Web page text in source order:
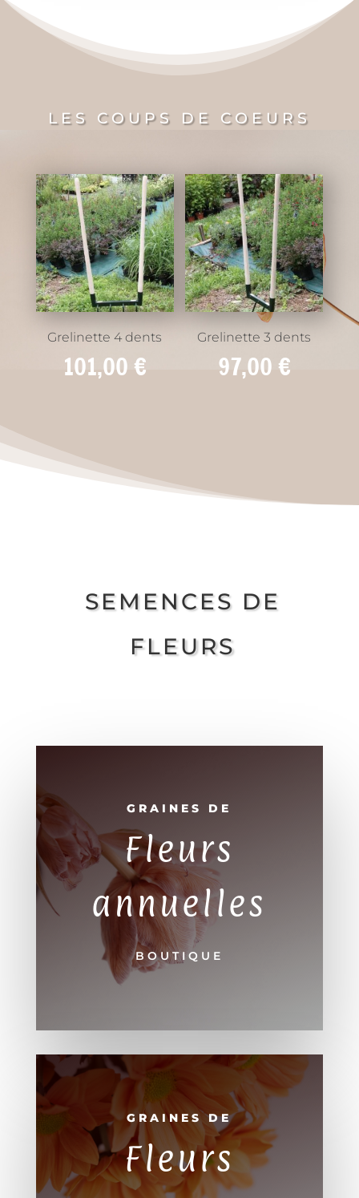
LES COUPS DE COEURS
Grelinette 4 dents
101,00€
Grelinette 3 dents
97,00€
SEMENCES DE
FLEURS
GRAINES DE
Fleurs
annuelles
BOUTIQUE
GRAINES DE
Fleurs